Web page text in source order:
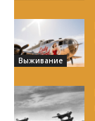
Выживание